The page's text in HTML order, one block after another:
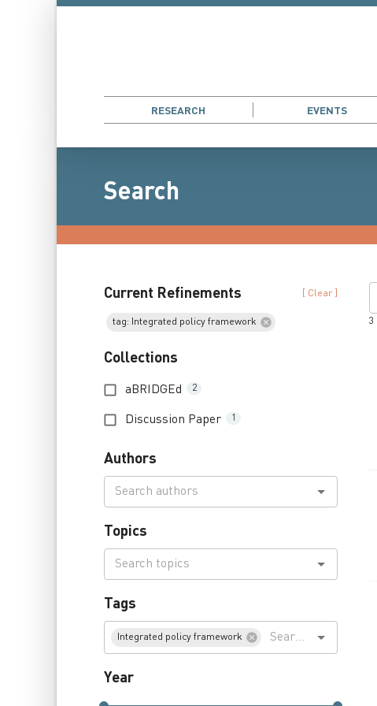
RESEARCH EVENTS
Search
Current Refinements
[ Clear ]
tag: Integrated policy framework
Collections
aBRIDGEd 2
Discussion Paper 1
Authors
Topics
Tags
Integrated policy framework
Year
3